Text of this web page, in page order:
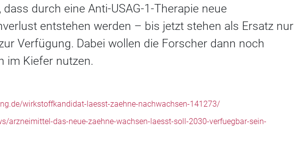
durch eine Anti-USAG-1-Therapie neue
entstehen werden – bis jetzt stehen als Ersatz nur
Verfügung. Dabei wollen die Forscher dann noch
im Kiefer nutzen.
wirkstoffkandidat-laesst-zaehne-nachwachsen-141273/
arzneimittel-das-neue-zaehne-wachsen-laesst-soll-2030-verfuegbar-sein-